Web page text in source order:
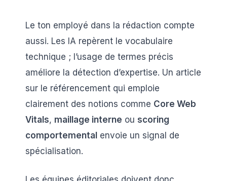
Le ton employé dans la rédaction compte
aussi. Les IA repèrent le vocabulaire
technique ; l’usage de termes précis
améliore la détection d’expertise. Un article
sur le référencement qui emploie
clairement des notions comme Core Web
Vitals, maillage interne ou scoring
comportemental envoie un signal de
spécialisation.